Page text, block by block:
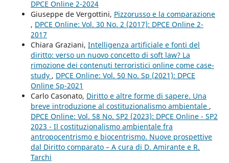
DPCE Online 2-2024
Giuseppe de Vergottini, Pizzorusso e la comparazione
, DPCE Online: Vol. 30 No. 2 (2017): DPCE Online 2-
2017
Chiara Graziani, Intelligenza artificiale e fonti del
diritto: verso un nuovo concetto di soft law? La
rimozione dei contenuti terroristici online come case-
study , DPCE Online: Vol. 50 No. Sp (2021): DPCE
Online Sp-2021
Carlo Casonato, Diritto e altre forme di sapere. Una
breve introduzione al costituzionalismo ambientale ,
DPCE Online: Vol. 58 No. SP2 (2023): DPCE Online - SP2
2023 - Il costituzionalismo ambientale fra
antropocentrismo e biocentrismo. Nuove prospettive
dal Diritto comparato – A cura di D. Amirante e R.
Tarchi